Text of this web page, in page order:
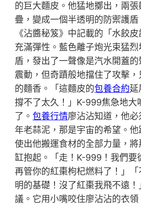
的巨大麵皮。他猛地擲出，兩
疊，變成一個半透明的防禦護
《沾醬秘笈》中記載的「水餃
充滿彈性。藍色離子炮光束猛
盾，發出了一聲像是汽水開蓋
震動，但奇蹟般地擋住了攻擊
的麵香。「這麵皮的包養合約延
撐不了太久！」K-999焦急地大
了。包養行情廖沾沾知道，他
年老蒜泥，那是宇宙的希望。他
使出他搬運食材的全部力量，
缸抱起。「走！K-999！我們要
再管你的紅棗枸杞燃料了！」
明的基礎！沒了紅棗我飛不遠
議。它用小嘴咬住廖沾沾的衣